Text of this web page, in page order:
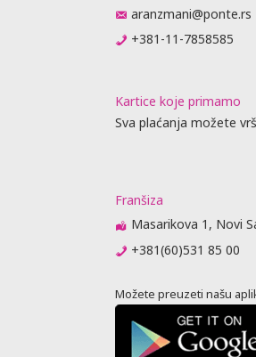
aranzmani@ponte.rs
+381-11-7858585
Kartice koje primamo
Sva plaćanja možete
Franšiza
Masarikova 1, Novi
+381(60)531 85 00
Možete preuzeti našu